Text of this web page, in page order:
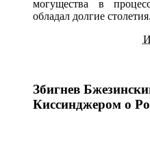
могущества в
обладал долгие столетия.
Збигнев
Киссинджером о